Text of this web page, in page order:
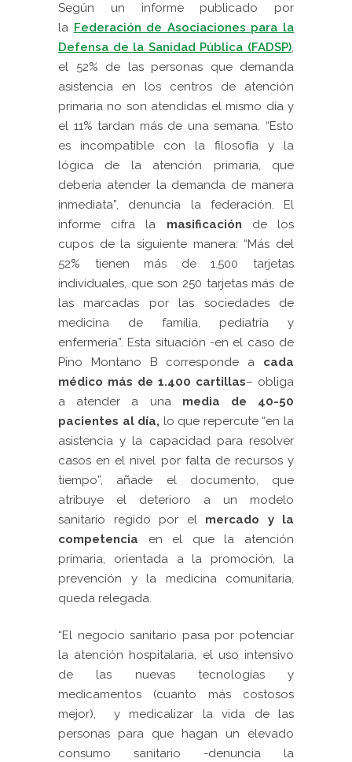
Según un informe publicado por
la Federación de Asociaciones para la
Defensa de la Sanidad Pública (FADSP),
el 52% de las personas que demanda
asistencia en los centros de atención
primaria no son atendidas el mismo día y
el 11% tardan más de una semana. “Esto
es incompatible con la filosofía y la
lógica de la atención primaria, que
debería atender la demanda de manera
inmediata”, denuncia la federación. El
informe cifra la masificación de los
cupos de la siguiente manera: “Más del
52% tienen más de 1.500 tarjetas
individuales, que son 250 tarjetas más de
las marcadas por las sociedades de
medicina de familia, pediatría y
enfermería”. Esta situación -en el caso de
Pino Montano B corresponde a cada
médico más de 1.400 cartillas– obliga
a atender a una media de 40-50
pacientes al día, lo que repercute “en la
asistencia y la capacidad para resolver
casos en el nivel por falta de recursos y
tiempo”, añade el documento, que
atribuye el deterioro a un modelo
sanitario regido por el mercado y la
competencia en el que la atención
primaria, orientada a la promoción, la
prevención y la medicina comunitaria,
queda relegada.
“El negocio sanitario pasa por potenciar
la atención hospitalaria, el uso intensivo
de las nuevas tecnologías y
medicamentos (cuanto más costosos
mejor), y medicalizar la vida de las
personas para que hagan un elevado
consumo sanitario -denuncia la